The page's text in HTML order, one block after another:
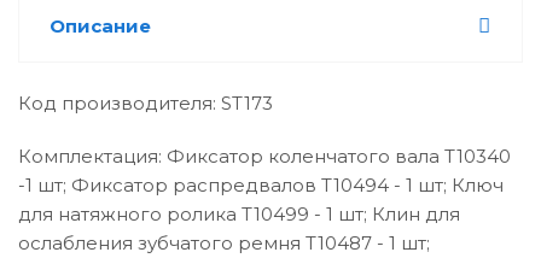
Описание
Код производителя: ST173
Комплектация: Фиксатор коленчатого вала T10340
-1 шт; Фиксатор распредвалов T10494 - 1 шт; Ключ
для натяжного ролика T10499 - 1 шт; Клин для
ослабления зубчатого ремня T10487 - 1 шт;